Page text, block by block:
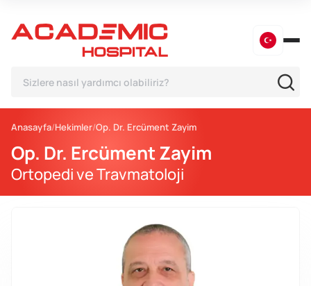
Anasayfa Hekimler Op. Dr. Ercüment Zayim
Op. Dr. Ercüment Zayim
Ortopedi ve Travmatoloji